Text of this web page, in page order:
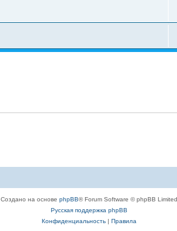
Создано на основе phpBB® Forum Software © phpBB Limited
Русская поддержка phpBB
Конфиденциальность| Правила